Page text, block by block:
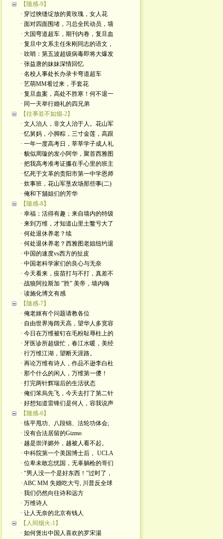
【隨感-9】
· 穿过狹缝绽放的黄玫瑰，女人花
· 面对四面围堵，习总全民动员，墙
· 大国弯道超车，期刊内卷，复旦血
· 复旦中文系主任朱刚同志的语文，
· 吹哨：第五波超级病毒即将大爆发
· 张益唐的妹妹深情回忆
· 名校人事处长办录卡弯道超车
· 艺萌MM㸔过来，手套花
· 复旦血案，高处不胜寒！何不退一
· 同一天举行婚礼的四兄弟
【往亊並不如烟-2】
· 文人治人，非文人治于人。花山军
· 忆舅妈，小脚粽，三寸金莲，高跟
· 一年一度高考日，莘莘学子成人礼
· 貌似周璇的发小阿华，聚首西雅图
· 把我高考准考证攥在手心里的班主
· 忆死于文革的贵阳市第一中学恩师
· 炊事班，花山军垦农场那些事(二)
· 俺和下舖姐们的芳华
【隨感-8】
· 幸福；活得有趣；来自墙内的特级
· 来到万维，才知道山里土鳖亏大了
· 何处退休养老？续
· 何处退休养老？西雅图老姐纽约退
· 中国的速度vs西方的扯皮
· 中国老科学家们的良心与无奈
· 今天看来，疫苗打与不打，真差不
· 战狼阿拉斯加 ”胜” 美帝，墙内嗨
· 读施化博文有感
【隨感-7】
· 俺老妪有个问题请教各位
· 自由世界海阔天高，望华人多宽容
· 今日在万维被钉在毛粉耻辱柱上的
· 牙医诊所超级忙，春江水暖，美经
· 行万维江湖，望断天涯路。
· 再论万维有诗人，作品不逊李白杜
· 那个什么的闲人，万维第一儍！
· 打完两针辉瑞后的生活状态
· 俺们笨烏先飞，今天去打了第二针
· 好想知道雷锋们是何人，容我说声
【随感-6】
· 练平甩功、八段锦、法轮功体会;
· 没有合法居留的Gizmo
· 越是崇洋媚外，越被人看不起。
· 中科院第一个美国博士后， UCLA
· 位卑未敢忘忧国，无辜躺枪的哥们
· “男人没一个是好东西！”过时了，
· ABC MM 失婚吃大亏, 川普反全球
· 我们仍然向往诗和远方
· 万维诗人
· 让人无奈的北京有钱人
【人间烟火-1】
· 如何煲出中国人喜欢的罗宋湯